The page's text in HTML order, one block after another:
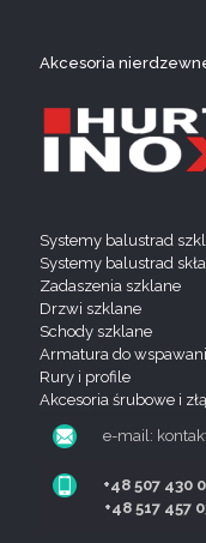
Akcesoria
Systemy balustrad
Systemy balustrad
Zadaszenia szklane
Drzwi szklane
Schody szklane
Armatura do
Rury i profile
Akcesoria śrubowe i
e-mail:
+48 507 430
+48 517 457